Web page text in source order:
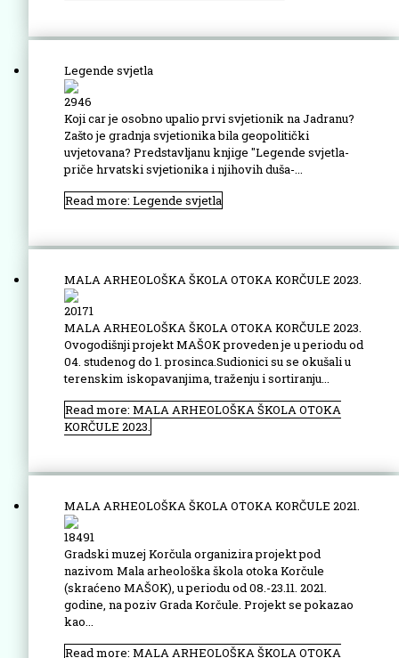
Legende svjetla
2946
Koji car je osobno upalio prvi svjetionik na Jadranu?
Zašto je gradnja svjetionika bila geopolitički
uvjetovana? Predstavljanu knjige ''Legende svjetla-
priče hrvatski svjetionika i njihovih duša-...
Read more: Legende svjetla
MALA ARHEOLOŠKA ŠKOLA OTOKA KORČULE 2023.
20171
MALA ARHEOLOŠKA ŠKOLA OTOKA KORČULE 2023.
Ovogodišnji projekt MAŠOK proveden je u periodu od
04. studenog do 1. prosinca.Sudionici su se okušali u
terenskim iskopavanjima, traženju i sortiranju...
Read more: MALA ARHEOLOŠKA ŠKOLA OTOKA
KORČULE 2023.
MALA ARHEOLOŠKA ŠKOLA OTOKA KORČULE 2021.
18491
Gradski muzej Korčula organizira projekt pod
nazivom Mala arheološka škola otoka Korčule
(skraćeno MAŠOK), u periodu od 08.-23.11. 2021.
godine, na poziv Grada Korčule. Projekt se pokazao
kao...
Read more: MALA ARHEOLOŠKA ŠKOLA OTOKA